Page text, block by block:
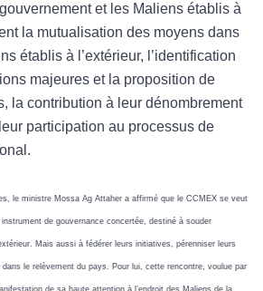
et les Maliens établis à
la mutualisation des moyens dans
établis à l’extérieur, l’identification
majeures et la proposition de
la contribution à leur dénombrement
participation au processus de
le ministre Mossa Ag Attaher a affirmé que le CCMEX se veut
de gouvernance concertée, destiné à souder
Mais aussi à fédérer leurs initiatives, pérenniser leurs
le relèvement du pays. Pour lui, cette rencontre, voulue par